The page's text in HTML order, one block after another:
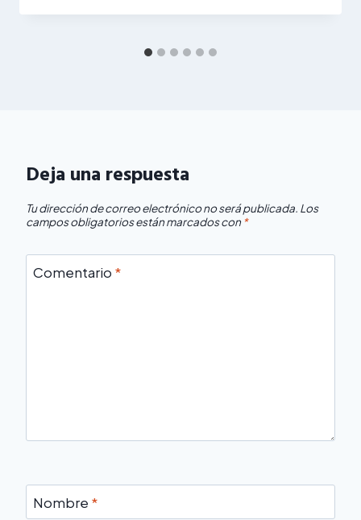
Deja una respuesta
Tu dirección de correo electrónico no será publicada. Los
campos obligatorios están marcados con *
Comentario *
Nombre *